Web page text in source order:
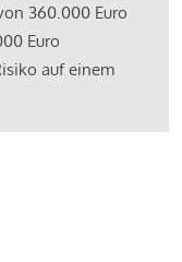
360.000 Euro
Euro
auf einem